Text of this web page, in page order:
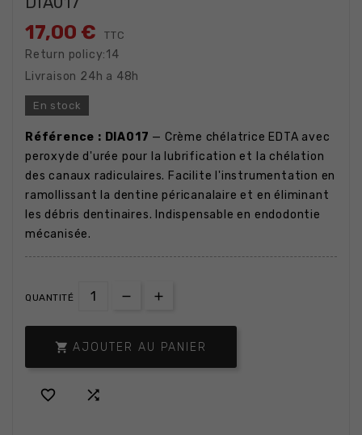
17,00 € TTC
Return policy:14
Livraison 24h a 48h
En stock
Référence : DIA017 — Crème chélatrice EDTA avec
peroxyde d'urée pour la lubrification et la chélation
des canaux radiculaires. Facilite l'instrumentation en
ramollissant la dentine péricanalaire et en éliminant
les débris dentinaires. Indispensable en endodontie
mécanisée.
QUANTITÉ
 AJOUTER AU PANIER
 